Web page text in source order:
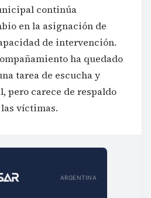
continúa
en la asignación de
de intervención.
ha quedado
tarea de escucha y
pero carece de respaldo
víctimas.
ARGENTINA